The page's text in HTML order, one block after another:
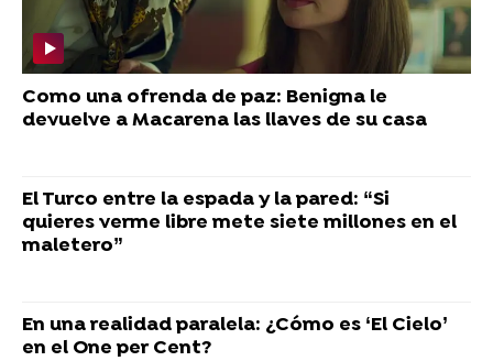
Como una ofrenda de paz: Benigna le
devuelve a Macarena las llaves de su casa
El Turco entre la espada y la pared: “Si
quieres verme libre mete siete millones en el
maletero”
En una realidad paralela: ¿Cómo es ‘El Cielo’
en el One per Cent?